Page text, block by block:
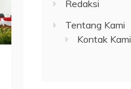
Redaksi
Tentang Kami
Kontak Kami